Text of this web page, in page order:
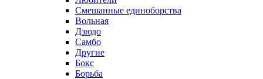
Смешанные единоборства
Вольная
Дзюдо
Самбо
Другие
Бокс
Борьба